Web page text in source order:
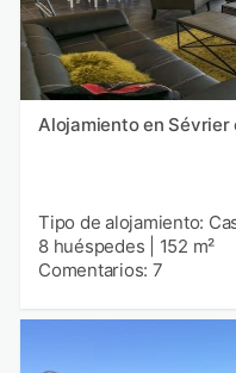
Alojamiento en Sévrier
Tipo de alojamiento:
8 huéspedes
152 m²
Comentarios: 7